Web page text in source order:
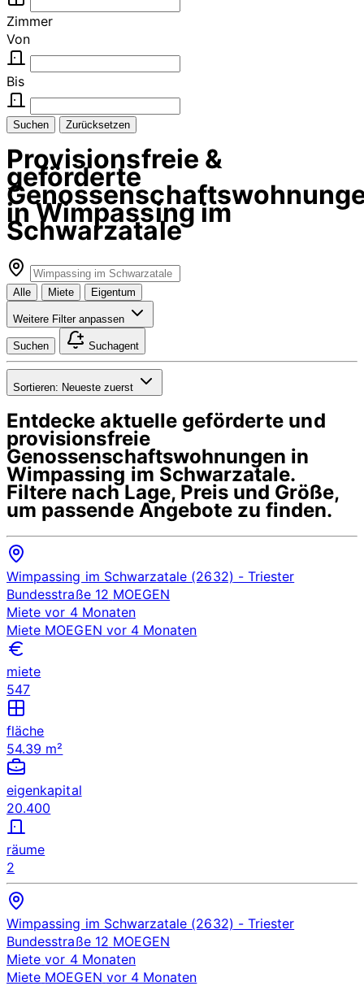
Zimmer
Von
Bis
Suchen Zurücksetzen
Provisionsfreie &
geförderte
in Wimpassing im
Schwarzatale
Alle Miete Eigentum
Weitere Filter anpassen
Suchen Suchagent
Sortieren: Neueste zuerst
Entdecke aktuelle geförderte und
provisionsfreie
Genossenschaftswohnungen in
Wimpassing im Schwarzatale.
Filtere nach Lage, Preis und Größe,
um passende Angebote zu finden.
Wimpassing im Schwarzatale (2632) - Triester
Bundesstraße 12 MOEGEN
Miete vor 4 Monaten
Miete MOEGEN vor 4 Monaten
miete
547
fläche
54.39 m²
eigenkapital
20.400
räume
2
Wimpassing im Schwarzatale (2632) - Triester
Bundesstraße 12 MOEGEN
Miete vor 4 Monaten
Miete MOEGEN vor 4 Monaten